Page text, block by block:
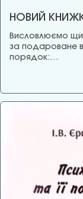
НОВИЙ
Висловлюємо
за подароване
порядок:…